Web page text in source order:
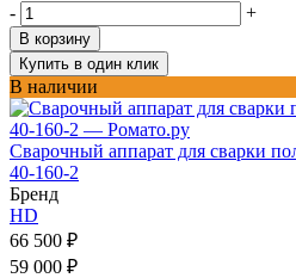
-
+
В корзину
Купить в один клик
В наличии
Сварочный аппарат для сварки
40-160-2
Бренд
HD
66 500 ₽
59 000 ₽